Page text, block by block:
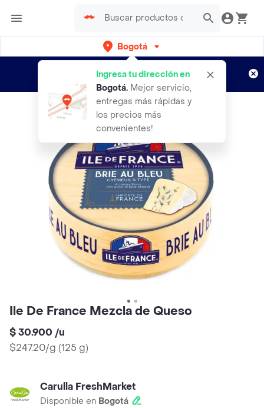
Bogotá
Ingresa tu dirección en
Bogotá. Mejor servicio,
entregas más rápidas y
los precios más
convenientes!
envíos gratis por semanas
Aplican TyC
Ile De France Mezcla de Queso
$ 30.900 /u
$247.20/g (125 g)
Carulla FreshMarket
Disponible en Bogotá